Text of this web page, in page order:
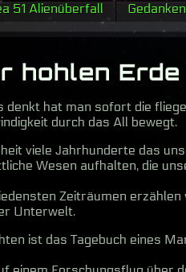
51 Alienüberfall
hohlen Erde
denkt hat man sofort die
durch das All bewegt.
viele Jahrhunderte das
Wesen aufhalten, die
Zeiträumen
Unterwelt.
ist das Tagebuch eines